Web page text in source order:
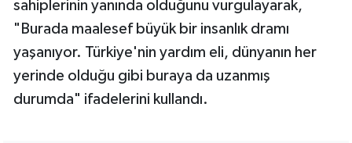
sahiplerinin yanında olduğunu vurgulayarak,
"Burada maalesef büyük bir insanlık dramı
yaşanıyor. Türkiye'nin yardım eli, dünyanın her
yerinde olduğu gibi buraya da uzanmış
durumda" ifadelerini kullandı.